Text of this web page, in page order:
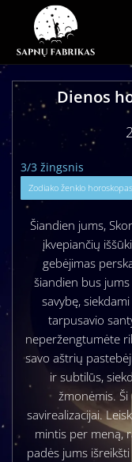
Dienos
3/3 žingsnis
Zodiako ženklo horoskopas
Šiandien jums,
įkvepiančių
gebėjimas
šiandien bus
savybę,
tarpusavio
neperžengtumėte
savo aštrių
ir subtilūs,
žmonėmis.
savirealizacijai.
mintis per meną,
padės jums